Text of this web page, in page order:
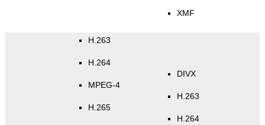
XMF
H.263
H.264
MPEG-4
H.265
DIVX
H.263
H.264